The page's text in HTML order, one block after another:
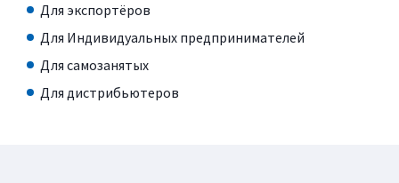
Для экспортёров
Для Индивидуальных предпринимателей
Для самозанятых
Для дистрибьютеров